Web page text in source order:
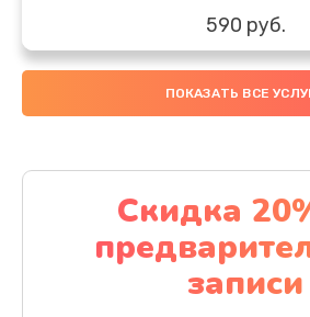
590 руб.
Заказать
Замена
Обновление
890 руб.
ПОКАЗАТЬ ВСЕ
Скидка
записи